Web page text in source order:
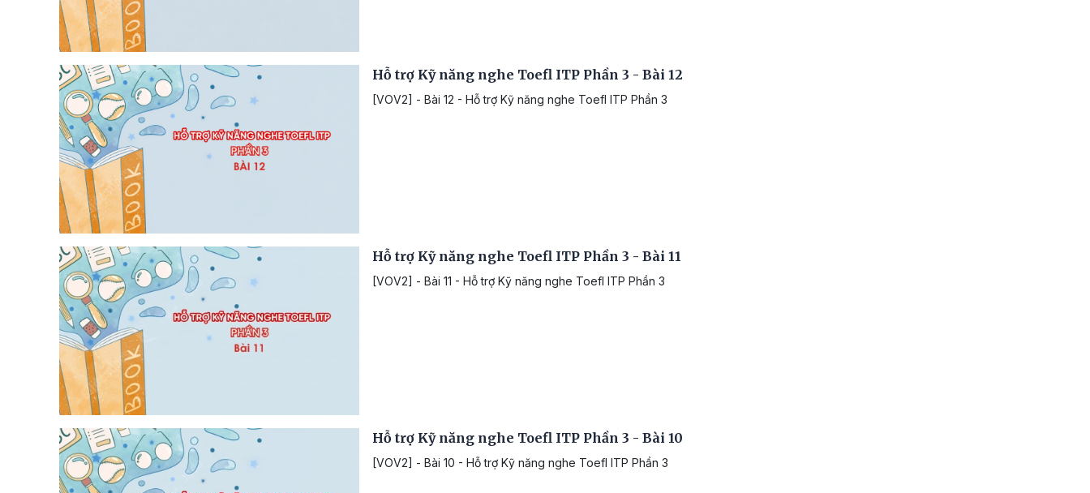
Hỗ trợ Kỹ năng nghe Toefl ITP Phần 3 - Bài 12
[VOV2] - Bài 12 - Hỗ trợ Kỹ năng nghe Toefl ITP Phần 3
Hỗ trợ Kỹ năng nghe Toefl ITP Phần 3 - Bài 11
[VOV2] - Bài 11 - Hỗ trợ Kỹ năng nghe Toefl ITP Phần 3
Hỗ trợ Kỹ năng nghe Toefl ITP Phần 3 - Bài 10
[VOV2] - Bài 10 - Hỗ trợ Kỹ năng nghe Toefl ITP Phần 3